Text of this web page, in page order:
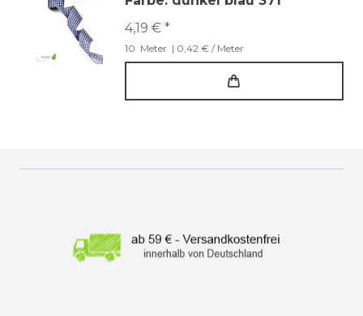
4,19 € *
10 Meter | 0,42 € / Meter